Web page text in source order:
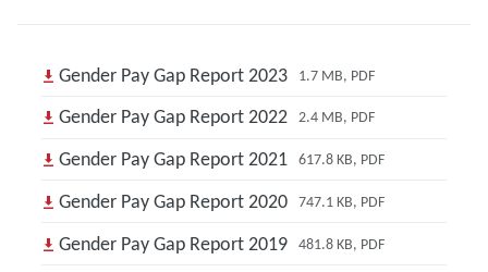
Gender Pay Gap Report 2023 1.7 MB, PDF
Gender Pay Gap Report 2022 2.4 MB, PDF
Gender Pay Gap Report 2021 617.8 KB, PDF
Gender Pay Gap Report 2020 747.1 KB, PDF
Gender Pay Gap Report 2019 481.8 KB, PDF